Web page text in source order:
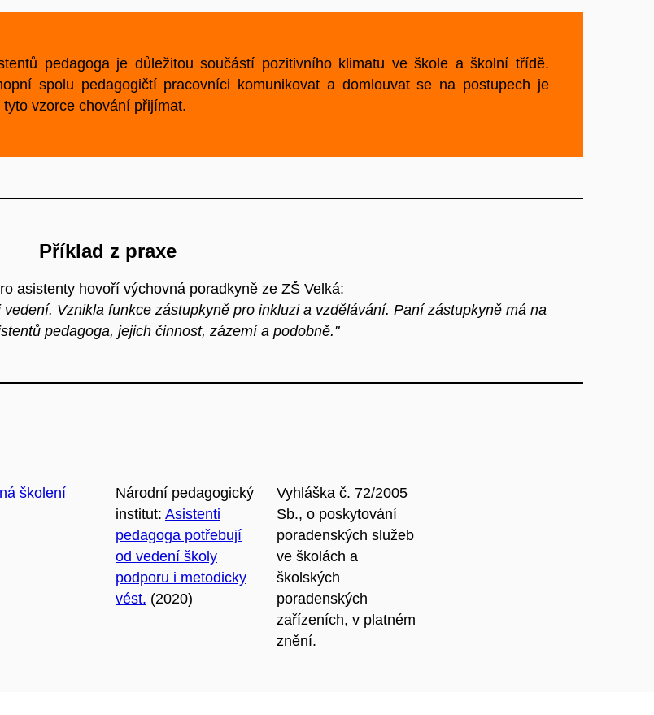
pedagoga je důležitou součástí pozitivního klimatu ve škole a školní třídě.
spolu pedagogičtí pracovníci komunikovat a domlouvat se na postupech je
vzorce chování přijímat.
Příklad z praxe
asistenty hovoří výchovná poradkyně ze ZŠ Velká:
Vznikla funkce zástupkyně pro inkluzi a vzdělávání. Paní zástupkyně má na
pedagoga, jejich činnost, zázemí a podobně."
školení
Národní pedagogický
institut: Asistenti
pedagoga potřebují
od vedení školy
podporu i metodicky
vést. (2020)
Vyhláška č. 72/2005
Sb., o poskytování
poradenských služeb
ve školách a
školských
poradenských
zařízeních, v platném
znění.